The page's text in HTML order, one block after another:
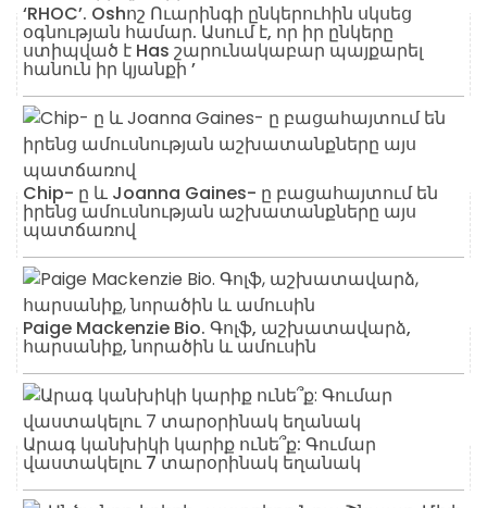
‘RHOC’. Oshոշ Ուարինգի ընկերուհին սկսեց
օգնության համար. Ասում է, որ իր ընկերը
ստիպված է Has շարունակաբար պայքարել
հանուն իր կյանքի ’
Chip- ը և Joanna Gaines- ը բացահայտում են
իրենց ամուսնության աշխատանքները այս
պատճառով
Paige Mackenzie Bio. Գոլֆ, աշխատավարձ,
հարսանիք, նորածին և ամուսին
Արագ կանխիկի կարիք ունե՞ք: Գումար
վաստակելու 7 տարօրինակ եղանակ